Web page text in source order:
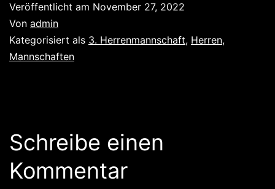
Veröffentlicht am November 27, 2022
Von admin
Kategorisiert als 3. Herrenmannschaft, Herren,
Mannschaften
Schreibe einen
Kommentar